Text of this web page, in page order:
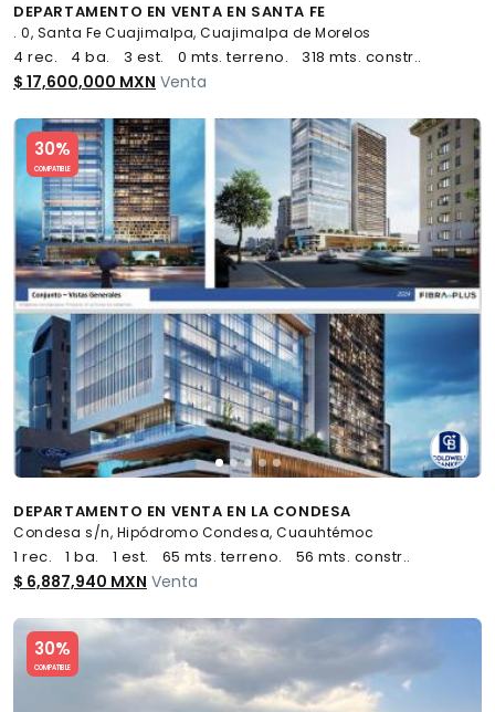
DEPARTAMENTO EN VENTA EN SANTA FE
. 0, Santa Fe Cuajimalpa, Cuajimalpa de Morelos
4 rec. 4 ba. 3 est. 0 mts. terreno. 318 mts. constr..
$ 17,600,000 MXN Venta
30%
COMPATIBLE
Slide 1 of 5
DEPARTAMENTO EN VENTA EN LA CONDESA
Condesa s/n, Hipódromo Condesa, Cuauhtémoc
1 rec. 1 ba. 1 est. 65 mts. terreno. 56 mts. constr..
$ 6,887,940 MXN Venta
30%
COMPATIBLE
Slide 1 of 5